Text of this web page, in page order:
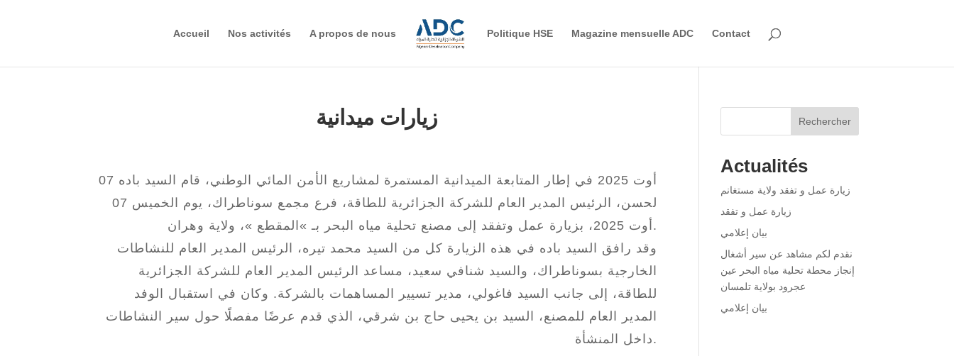
Accueil Nos activités A propos de nous Politique HSE Magazine mensuelle ADC Contact
زيارات ميدانية
07 أوت 2025 في إطار المتابعة الميدانية المستمرة لمشاريع الأمن المائي الوطني، قام السيد باده
لحسن، الرئيس المدير العام للشركة الجزائرية للطاقة، فرع مجمع سوناطراك، يوم الخميس 07
أوت 2025، بزيارة عمل وتفقد إلى مصنع تحلية مياه البحر بـ »المقطع »، ولاية وهران.
وقد رافق السيد باده في هذه الزيارة كل من السيد محمد تيره، الرئيس المدير العام للنشاطات
الخارجية بسوناطراك، والسيد شنافي سعيد، مساعد الرئيس المدير العام للشركة الجزائرية
للطاقة، إلى جانب السيد فاغولي، مدير تسيير المساهمات بالشركة. وكان في استقبال الوفد
المدير العام للمصنع، السيد بن يحيى حاج بن شرقي، الذي قدم عرضًا مفصلًا حول سير النشاطات
داخل المنشأة.
Rechercher
Actualités
زيارة عمل و تفقد ولاية مستغانم
زيارة عمل و تفقد
بيان إعلامي
نقدم لكم مشاهد عن سير أشغال
إنجاز محطة تحلية مياه البحر عين
عجرود بولاية تلمسان
بيان إعلامي